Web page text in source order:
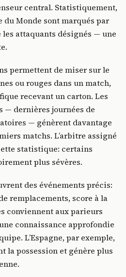
central. Statistiquement,
du Monde sont marqués par
les attaquants désignés — une
permettent de miser sur le
ou rouges dans un match,
recevant un carton. Les
— dernières journées de
— génèrent davantage
matchs. L’arbitre assigné
statistique: certains
plus sévères.
des événements précis:
remplacements, score à la
conviennent aux parieurs
connaissance approfondie
L’Espagne, par exemple,
la possession et génère plus